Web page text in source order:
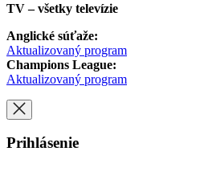
TV – všetky televízie
Anglické súťaže:
Aktualizovaný program
Champions League:
Aktualizovaný program
Prihlásenie